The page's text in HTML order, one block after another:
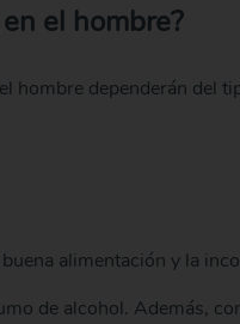
el hombre?
hombre dependerán del
alimentación y la
de alcohol. Además,